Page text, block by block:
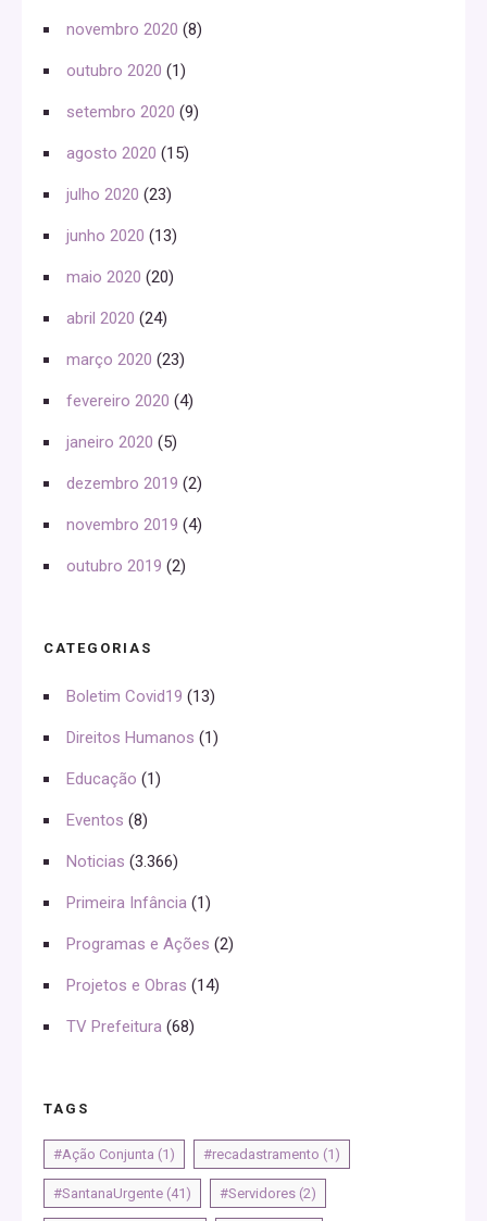
novembro 2020 (8)
outubro 2020 (1)
setembro 2020 (9)
agosto 2020 (15)
julho 2020 (23)
junho 2020 (13)
maio 2020 (20)
abril 2020 (24)
março 2020 (23)
fevereiro 2020 (4)
janeiro 2020 (5)
dezembro 2019 (2)
novembro 2019 (4)
outubro 2019 (2)
CATEGORIAS
Boletim Covid19 (13)
Direitos Humanos (1)
Educação (1)
Eventos (8)
Noticias (3.366)
Primeira Infância (1)
Programas e Ações (2)
Projetos e Obras (14)
TV Prefeitura (68)
TAGS
#Ação Conjunta (1) #recadastramento (1)
#SantanaUrgente (41) #Servidores (2)